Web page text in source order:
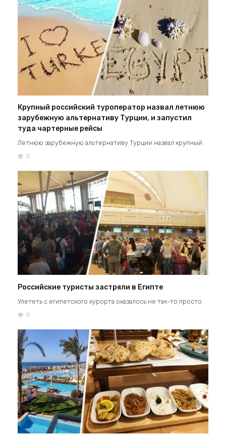
Крупный российский туроператор назвал летнюю
зарубежную альтернативу Турции, и запустил
туда чартерные рейсы
Летнюю зарубежную альтернативу Турции назвал крупный
0
Российские туристы застряли в Египте
Улететь с египетского курорта оказалось не так-то просто
0